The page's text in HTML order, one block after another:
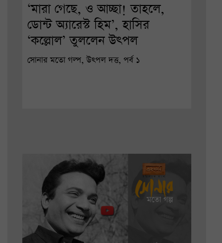
‘মারা গেছে, ও আচ্ছা! তাহলে,
ডোন্ট অ্যারেস্ট হিম’, হাসির
‘কল্লোল’ তুললেন উৎপল
সোনার মতো গল্প, উৎপল দত্ত, পর্ব ১